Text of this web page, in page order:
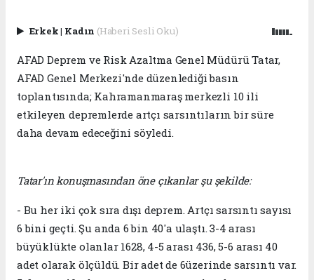
Erkek| Kadın (Haberi Sesli Oku)
AFAD Deprem ve Risk Azaltma Genel Müdürü Tatar,
AFAD Genel Merkezi'nde düzenlediği basın
toplantısında; Kahramanmaraş merkezli 10 ili
etkileyen depremlerde artçı sarsıntıların bir süre
daha devam edeceğini söyledi.
Tatar'ın konuşmasından öne çıkanlar şu şekilde:
- Bu her iki çok sıra dışı deprem. Artçı sarsıntı sayısı
6 bini geçti. Şu anda 6 bin 40'a ulaştı. 3-4 arası
büyüklükte olanlar 1628, 4-5 arası 436, 5-6 arası 40
adet olarak ölçüldü. Bir adet de 6üzerinde sarsıntı var.